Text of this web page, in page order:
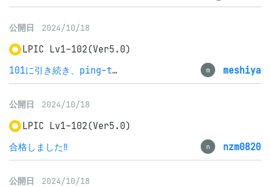
公開日 2024/10/18
LPIC Lv1-102(Ver5.0)
101に引き続き、ping-tのみで合格
m meshiya
公開日 2024/10/18
LPIC Lv1-102(Ver5.0)
合格しました‼️
n nzm0820
公開日 2024/10/18